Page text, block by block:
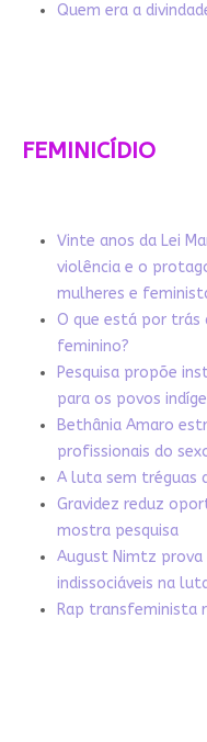
Quem era a
FEMINICÍDIO
Vinte anos da Lei
violência e o
mulheres e
O que está por trás
feminino?
Pesquisa propõe
para os povos
Bethânia Amaro
profissionais do
A luta sem tréguas
Gravidez reduz
mostra pesquisa
August Nimtz prova
indissociáveis na
Rap transfeminista